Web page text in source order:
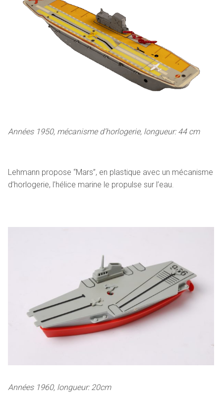
Années 1950, mécanisme d’horlogerie, longueur: 44 cm
Lehmann propose “Mars”, en plastique avec un mécanisme
d’horlogerie, l’hélice marine le propulse sur l’eau.
Années 1960, longueur: 20cm